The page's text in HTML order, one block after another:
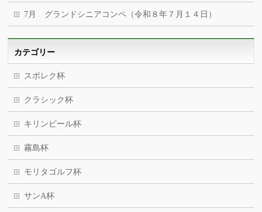
7月 グランドシニアコンペ（令和８年７月１４日）
カテゴリー
スポレク杯
クラシック杯
キリンビール杯
霧島杯
モリタゴルフ杯
サンA杯